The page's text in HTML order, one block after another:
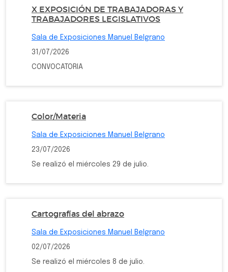
X EXPOSICIÓN DE TRABAJADORAS Y
TRABAJADORES LEGISLATIVOS
Sala de Exposiciones Manuel Belgrano
31/07/2026
CONVOCATORIA
Color/Materia
Sala de Exposiciones Manuel Belgrano
23/07/2026
Se realizó el miércoles 29 de julio.
Cartografías del abrazo
Sala de Exposiciones Manuel Belgrano
02/07/2026
Se realizó el miércoles 8 de julio.